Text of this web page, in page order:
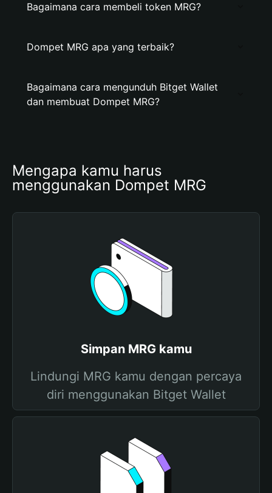
Bagaimana cara membeli token MRG?
Dompet MRG apa yang terbaik?
Bagaimana cara mengunduh Bitget Wallet
dan membuat Dompet MRG?
Mengapa kamu harus
menggunakan Dompet MRG
Simpan MRG kamu
Lindungi MRG kamu dengan percaya
diri menggunakan Bitget Wallet